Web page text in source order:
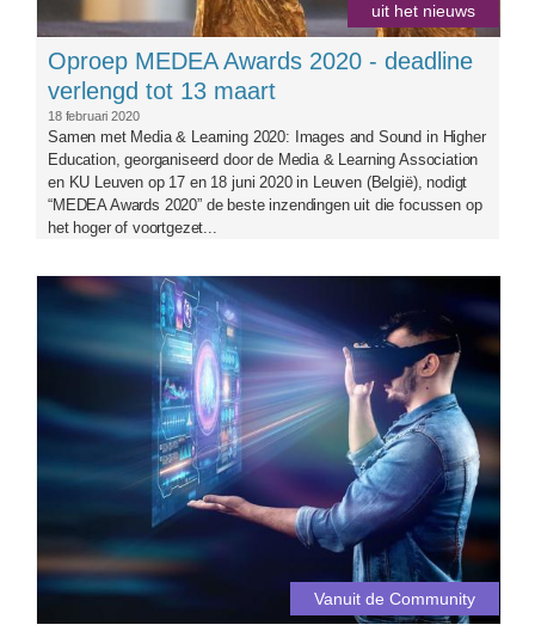
uit het nieuws
Oproep MEDEA Awards 2020 - deadline
verlengd tot 13 maart
18 februari 2020
Samen met Media & Learning 2020: Images and Sound in Higher
Education, georganiseerd door de Media & Learning Association
en KU Leuven op 17 en 18 juni 2020 in Leuven (België), nodigt
“MEDEA Awards 2020” de beste inzendingen uit die focussen op
het hoger of voortgezet...
bigstock-portrait-of-a-man-with-glasses-
302775646-900x500.jpg
Vanuit de Community